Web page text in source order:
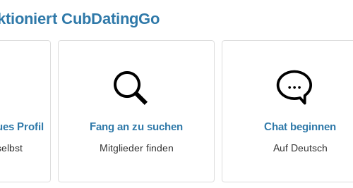
CubDatingGo
Profil Fang an zu suchen
Mitglieder finden
Chat beginnen
Auf Deutsch